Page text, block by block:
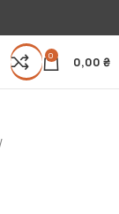
0 0,00 ₴